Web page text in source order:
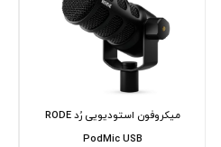
میکروفون استودیویی رُد RODE
PodMic USB